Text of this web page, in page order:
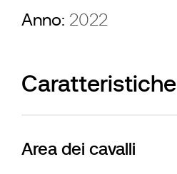
Anno: 2022
Caratteristiche
Area dei cavalli